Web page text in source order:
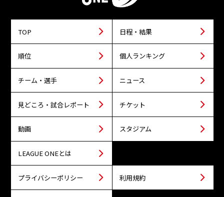
TOP 日程・結果
順位 個人ランキング
チーム・選手 ニュース
見どころ・試合レポート チケット
動画 スタジアム
LEAGUE ONEとは
プライバシーポリシー 利用規約